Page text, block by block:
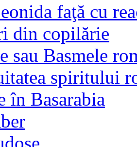
faţă cu
din copilărie
sau Basmele
spiritului
în Basarabia